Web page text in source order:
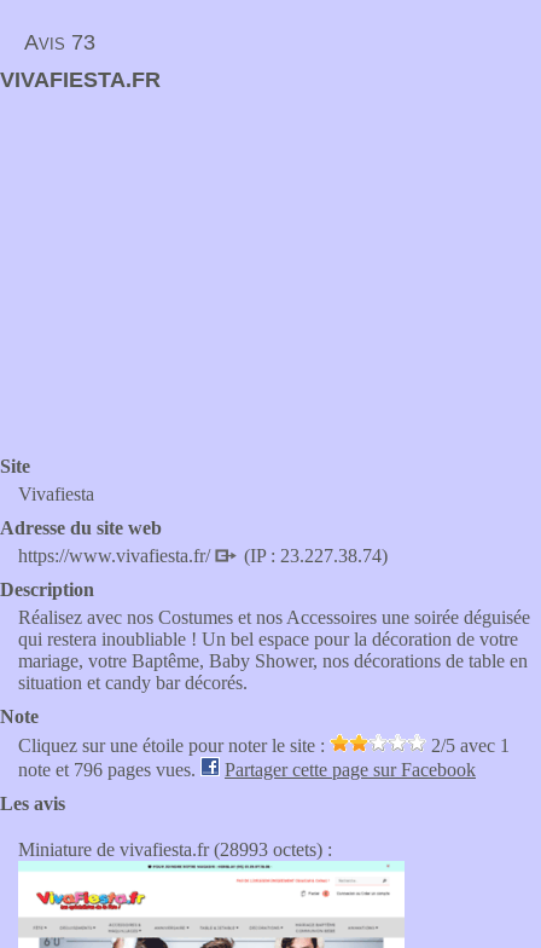
Avis 73
VIVAFIESTA.FR
Site
Vivafiesta
Adresse du site web
https://www.vivafiesta.fr/
(IP : 23.227.38.74)
Description
Réalisez avec nos Costumes et nos Accessoires une soirée déguisée
qui restera inoubliable ! Un bel espace pour la décoration de votre
mariage, votre Baptême, Baby Shower, nos décorations de table en
situation et candy bar décorés.
Note
Cliquez sur une étoile pour noter le site :
2/5 avec 1
note et 796 pages vues.
Partager cette page sur Facebook
Les avis
Miniature de vivafiesta.fr (28993 octets) :